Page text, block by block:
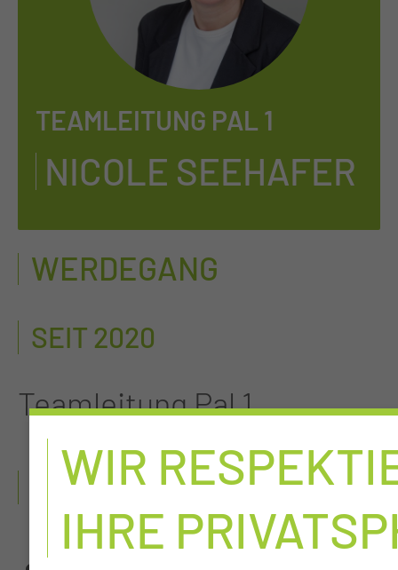
TEAMLEITUNG PAL 1
NI­CO­LE SEE­HA­FER
WERDEGANG
SEIT 2020
Teamleitung Pal 1
2000 - 2020
WIR
IHRE